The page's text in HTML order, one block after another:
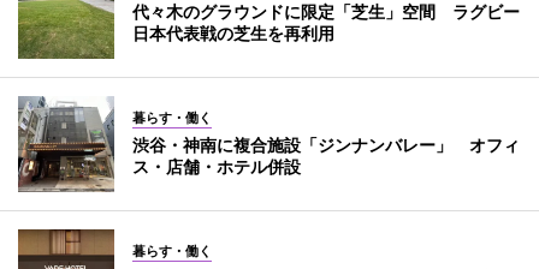
代々木のグラウンドに限定「芝生」空間 ラグビー
日本代表戦の芝生を再利用
暮らす・働く
渋谷・神南に複合施設「ジンナンバレー」 オフィ
ス・店舗・ホテル併設
暮らす・働く